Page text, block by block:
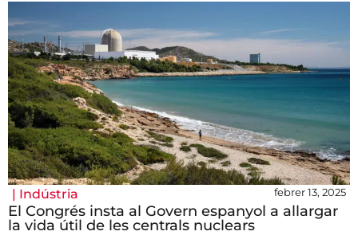
| Indústria febrer 13, 2025
El Congrés insta al Govern espanyol a allargar
la vida útil de les centrals nuclears